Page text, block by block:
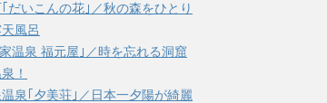
だいこんの花｣／秋の森をひとり
風呂
温泉 福元屋｣／時を忘れる洞窟
！
泉｢夕美荘｣／日本一夕陽が綺麗